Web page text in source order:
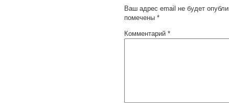
Ваш адрес email не будет
помечены *
Комментарий *